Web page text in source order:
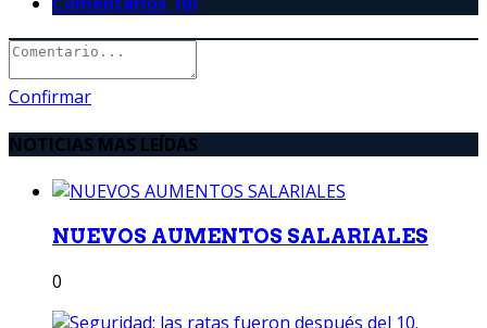
Confirmar
NOTICIAS MAS LEÍDAS
NUEVOS AUMENTOS SALARIALES
0